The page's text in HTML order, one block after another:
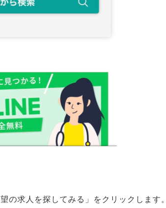
の求人を探してみる」をクリックします。